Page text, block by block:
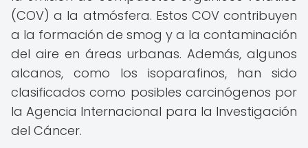
(COV) a la atmósfera. Estos COV contribuyen
a la formación de smog y a la contaminación
del aire en áreas urbanas. Además, algunos
alcanos, como los isoparafinos, han sido
clasificados como posibles carcinógenos por
la Agencia Internacional para la Investigación
del Cáncer.